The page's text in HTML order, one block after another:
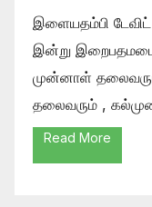
இளையதம்பி
இன்று
முன்னாள்
தலைவரும் ,
Read More